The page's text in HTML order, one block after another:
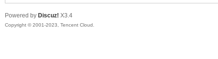
Powered by Discuz! X3.4
Copyright © 2001-2023, Tencent Cloud.